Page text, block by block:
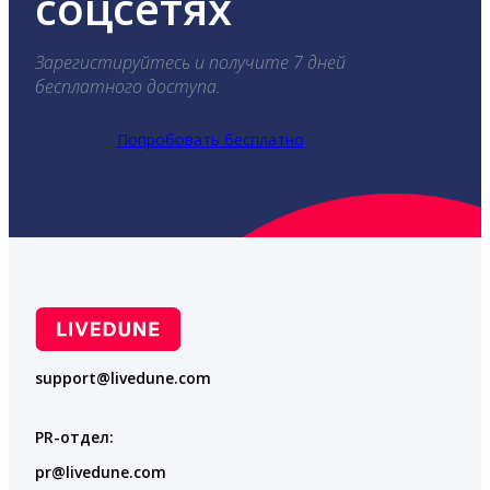
Зарегистируйтесь и получите 7 дней
бесплатного доступа.
Попробовать бесплатно
support@livedune.com
PR-отдел:
pr@livedune.com